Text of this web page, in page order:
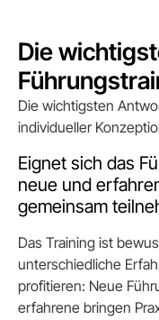
Die
Die wichtigsten
individueller
Eignet sich das
neue und
gemeinsam
Das Training ist
unterschiedliche
profitieren: Neue
erfahrene bringen